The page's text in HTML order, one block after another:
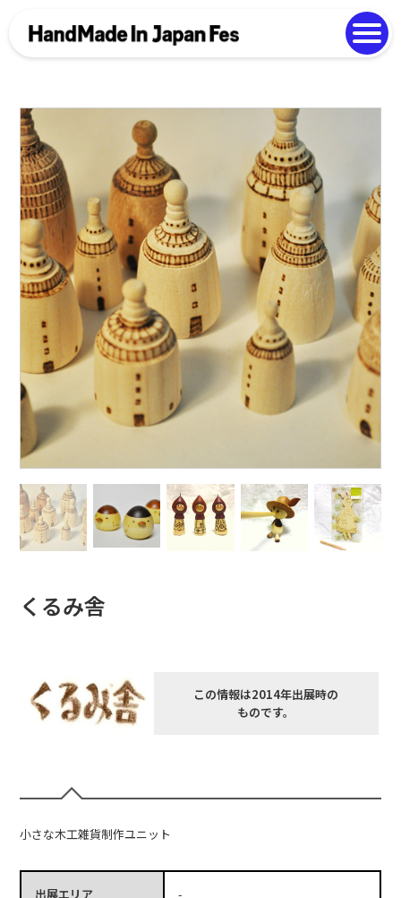
Photo Gallery
中文
くるみ舎
この情報は2014年出展時の
ものです。
小さな木工雑貨制作ユニット
出展エリア -